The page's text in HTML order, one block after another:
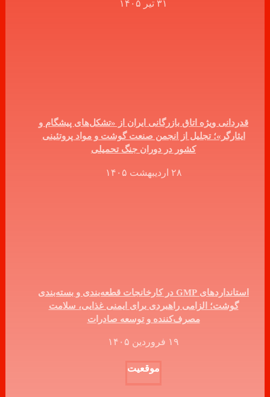
۳۱ تیر ۱۴۰۵
قدردانی ویژه اتاق بازرگانی ایران از «تشکل‌های پیشگام و
ایثارگر»؛ تجلیل از انجمن صنعت گوشت و مواد پروتئینی
کشور در دوران جنگ تحمیلی
۲۸ اردیبهشت ۱۴۰۵
استانداردهای GMP در کارخانجات قطعه‌بندی و بسته‌بندی
گوشت؛ الزامی راهبردی برای ایمنی غذایی، سلامت
مصرف‌کننده و توسعه صادرات
۱۹ فروردین ۱۴۰۵
موقعیت